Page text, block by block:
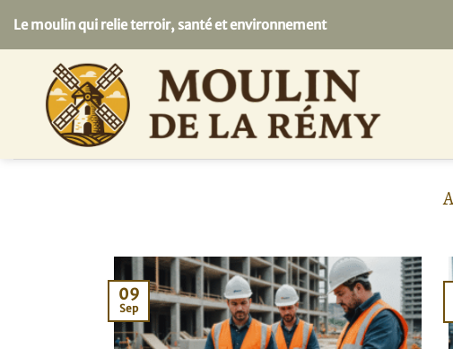
au
Le moulin qui relie terroir, santé et environnement
09
Sep